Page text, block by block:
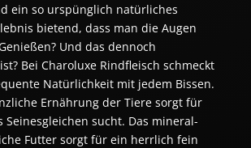
ein so urspünglich natürliches
bietend, dass man die Augen
Und das dennoch
Bei Charoluxe Rindfleisch schmeckt
Natürlichkeit mit jedem Bissen.
Ernährung der Tiere sorgt für
Seinesgleichen sucht. Das mineral-
Futter sorgt für ein herrlich fein